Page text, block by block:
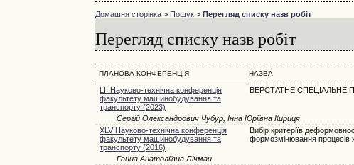
Домашня сторінка > Пошук >Перегляд списку назв робіт
Перегляд списку назв робіт
ПЛАНОВА КОНФЕРЕНЦІЯ НАЗВА
LII Науково-технічна конференція
факультету машинобудування та
транспорту (2023)
ВЕРСТАТНЕ СПЕЦІАЛЬНЕ
Сергій Олександрович Чубур, Інна Юріївна Кириця
XLV Науково-технічна конференція
факультету машинобудування та
транспорту (2016)
Вибір критеріїв
формозмінювання процесів
Ганна Анатоліївна Лічман